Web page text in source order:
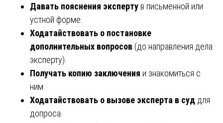
Давать пояснения эксперту в письменной или
устной форме.
Ходатайствовать о постановке
дополнительных вопросов (до направления дела
эксперту).
Получать копию заключения и знакомиться с
ним.
Ходатайствовать о вызове эксперта в суд для
допроса.